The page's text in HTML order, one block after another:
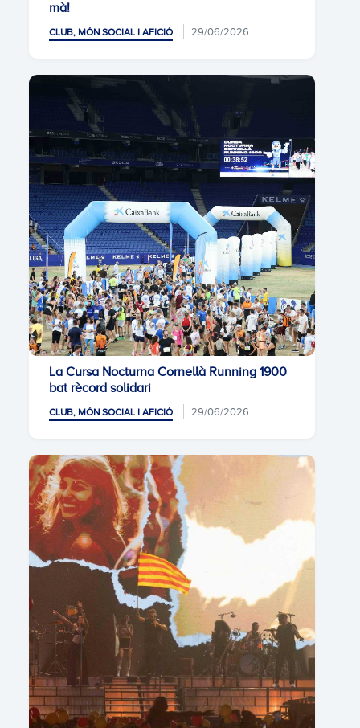
mà!
CLUB, MÓN SOCIAL I AFICIÓ 29/06/2026
La Cursa Nocturna Cornellà Running 1900
bat rècord solidari
CLUB, MÓN SOCIAL I AFICIÓ 29/06/2026